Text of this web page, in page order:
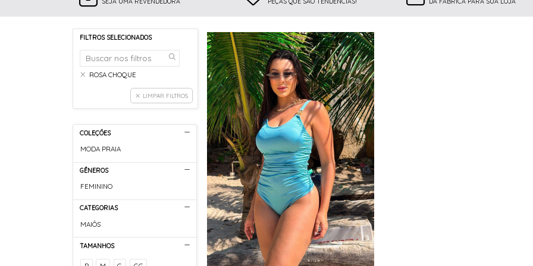
FILTROS SELECIONADOS
ROSA CHOQUE
LIMPAR FILTROS
COLEÇÕES
MODA PRAIA
GÊNEROS
FEMININO
CATEGORIAS
MAIÔS
TAMANHOS